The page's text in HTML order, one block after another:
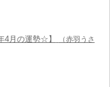
4月の運勢☆】
（赤羽うさ